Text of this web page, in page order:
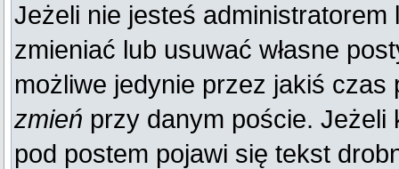
Jeżeli nie jesteś
zmieniać lub usuwać własne
możliwe jedynie przez jakiś
zmień przy danym poście. Jeżeli
pod postem pojawi się tekst